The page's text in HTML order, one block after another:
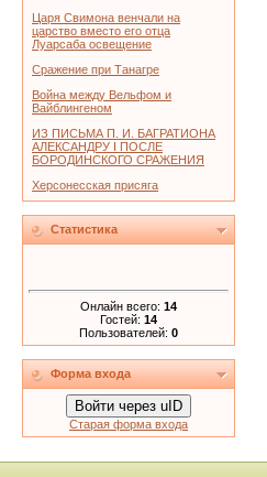
Царя Свимона венчали на
царство вместо его отца
Луарсаба освещение
Сражение при Танагре
Война между Вельфом и
Вайблингеном
ИЗ ПИСЬМА П. И. БАГРАТИОНА
АЛЕКСАНДРУ I ПОСЛЕ
БОРОДИНСКОГО СРАЖЕНИЯ
Херсонесская присяга
Статистика
Онлайн всего: 14
Гостей: 14
Пользователей: 0
Форма входа
Войти через uID
Старая форма входа